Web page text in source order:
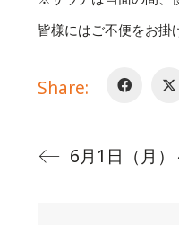
皆様にはご不便をお掛
Share:
6月1日（月